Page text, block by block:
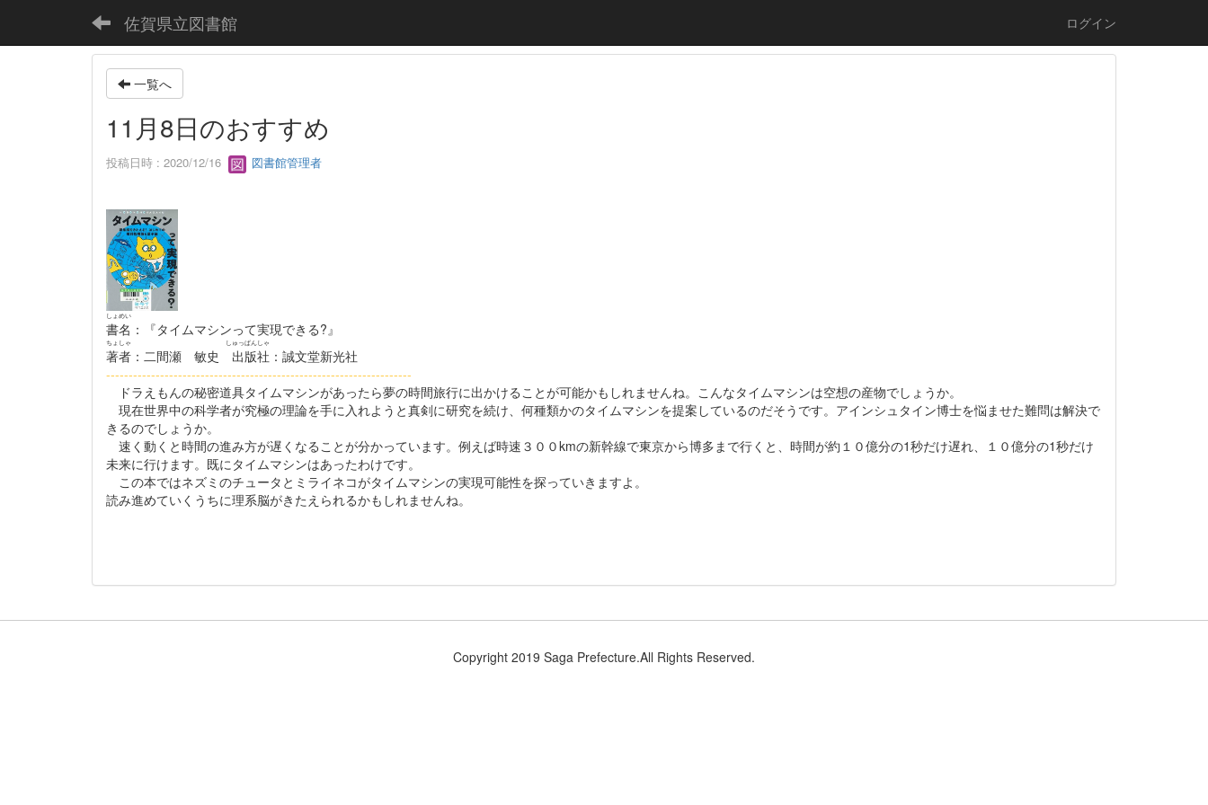
佐賀県立図書館 ログイン
一覧へ
11月8日のおすすめ
投稿日時 : 2020/12/16 図書館管理者
書名
しょめい
：『タイムマシンって実現できる?』
著者
ちょしゃ
：二間瀬 敏史 出版社
しゅっぱんしゃ
：誠文堂新光社
--------------------------------------------------------------------
ドラえもんの秘密道具タイムマシンがあったら夢の時間旅行に出かけることが可能かもしれませんね。こんなタイムマシンは空想の産物でしょうか。
現在世界中の科学者が究極の理論を手に入れようと真剣に研究を続け、何種類かのタイムマシンを提案しているのだそうです。アインシュタイン博士を悩ませた難問は解決で
きるのでしょうか。
速く動くと時間の進み方が遅くなることが分かっています。例えば時速３００kmの新幹線で東京から博多まで行くと、時間が約１０億分の1秒だけ遅れ、１０億分の1秒だけ
未来に行けます。既にタイムマシンはあったわけです。
この本ではネズミのチュータとミライネコがタイムマシンの実現可能性を探っていきますよ。
読み進めていくうちに理系脳がきたえられるかもしれませんね。
Copyright 2019 Saga Prefecture.All Rights Reserved.